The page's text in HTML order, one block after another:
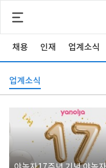
채용 인재 업계소식
업계소식